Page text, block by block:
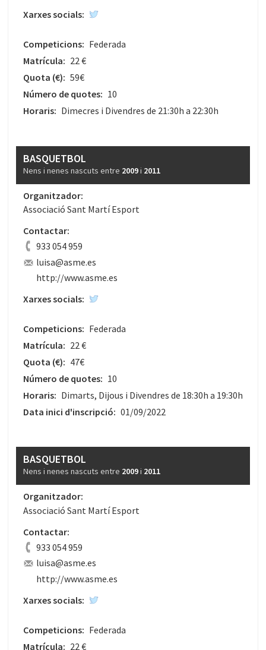
Xarxes socials:
Competicions: Federada
Matrícula: 22 €
Quota (€): 59€
Número de quotes: 10
Horaris: Dimecres i Divendres de 21:30h a 22:30h
BASQUETBOL
Nens i nenes nascuts entre 2009i 2011
Organitzador:
Associació Sant Martí Esport
Contactar:
933 054 959
luisa@asme.es
http://www.asme.es
Xarxes socials:
Competicions: Federada
Matrícula: 22 €
Quota (€): 47€
Número de quotes: 10
Horaris: Dimarts, Dijous i Divendres de 18:30h a 19:30h
Data inici d'inscripció: 01/09/2022
BASQUETBOL
Nens i nenes nascuts entre 2009i 2011
Organitzador:
Associació Sant Martí Esport
Contactar:
933 054 959
luisa@asme.es
http://www.asme.es
Xarxes socials:
Competicions: Federada
Matrícula: 22 €